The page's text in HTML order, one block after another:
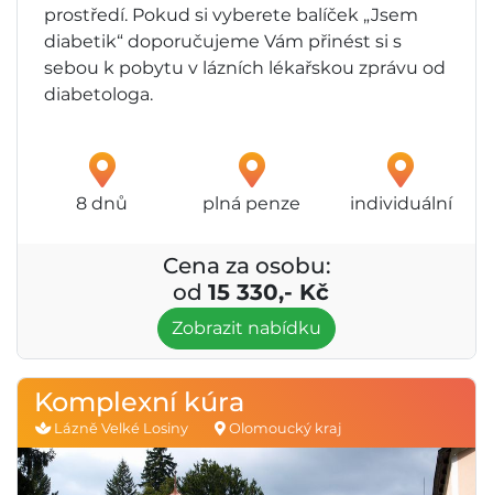
prostředí. Pokud si vyberete balíček „Jsem
diabetik“ doporučujeme Vám přinést si s
sebou k pobytu v lázních lékařskou zprávu od
diabetologa.
8 dnů plná penze individuální
Cena za osobu:
od 15 330,- Kč
Zobrazit nabídku
Komplexní kúra
Lázně Velké Losiny Olomoucký kraj